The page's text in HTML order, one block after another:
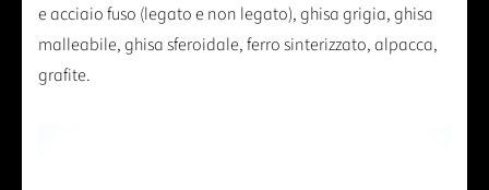
e acciaio fuso (legato e non legato), ghisa grigia, ghisa
malleabile, ghisa sferoidale, ferro sinterizzato, alpacca,
grafite.